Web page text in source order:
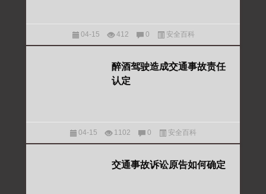
04-15 412 0 安全百科
醉酒驾驶造成交通事故责任
认定
04-15 1102 0 安全百科
交通事故诉讼原告如何确定